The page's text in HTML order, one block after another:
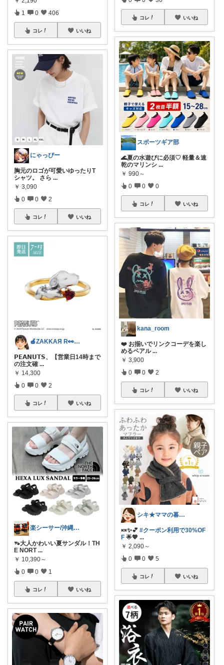
1 0 406
コレ いいね
にゃっぴー
胸元のロゴが可愛いゆったりT
シャツ。 さら ...
￥ 3,090
0 0 2
コレ いいね
🍎ZAKKAЯ R👀M 経由購入感謝
𝗣𝗘𝗔𝗡𝗨𝗧𝗦、【営業日14時まで
の注文確 ...
￥ 14,300
0 0 2
コレ いいね
楽シーサー/沖縄好きのおすすめROOM
👡大人かわいい夏サンダル！TH
E NORT ...
￥ 10,390～
0 0 1
コレ いいね
コレ いいね
スポーツギア部
🌊夏の水遊びに必須♡ 軽量＆速
乾のマリンシ ...
￥ 990～
0 0 0
コレ いいね
kana_room
❤️ お揃いでリンクコーデを楽し
めるペアル ...
￥ 3,900
0 0 2
コレ いいね
シキ★ママの暮らし、キッズ
🍬✨💕 #クーポン利用で30%OF
F 🌟💖 ...
￥ 2,090～
0 0 5
コレ いいね